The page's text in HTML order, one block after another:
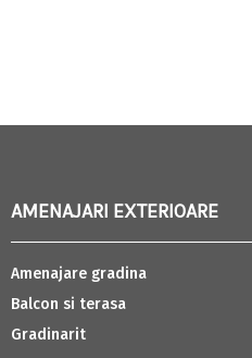
AMENAJARI EXTERIOARE
Amenajare gradina
Balcon si terasa
Gradinarit